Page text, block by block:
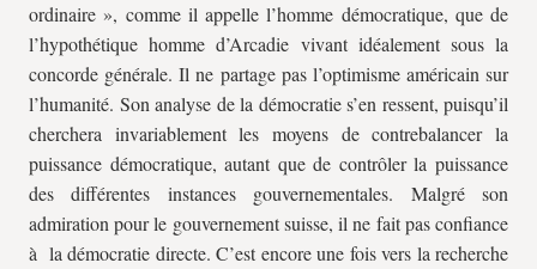
ordinaire », comme il appelle l’homme démocratique, que de
l’hypothétique homme d’Arcadie vivant idéalement sous la
concorde générale. Il ne partage pas l’optimisme américain sur
l’humanité. Son analyse de la démocratie s’en ressent, puisqu’il
cherchera invariablement les moyens de contrebalancer la
puissance démocratique, autant que de contrôler la puissance
des différentes instances gouvernementales. Malgré son
admiration pour le gouvernement suisse, il ne fait pas confiance
à la démocratie directe. C’est encore une fois vers la recherche